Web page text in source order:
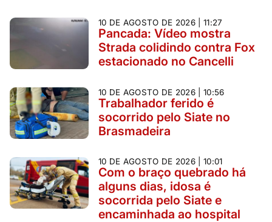
10 DE AGOSTO DE 2026 | 11:27
Pancada: Vídeo mostra
Strada colidindo contra Fox
estacionado no Cancelli
10 DE AGOSTO DE 2026 | 10:56
Trabalhador ferido é
socorrido pelo Siate no
Brasmadeira
10 DE AGOSTO DE 2026 | 10:01
Com o braço quebrado há
alguns dias, idosa é
socorrida pelo Siate e
encaminhada ao hospital